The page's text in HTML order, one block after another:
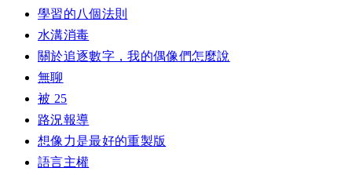
學習的八個法則
水溝消毒
關於追逐數字，我的偶像們怎麼說
無聊
被 25
路況報導
想像力是最好的重製版
語言主權